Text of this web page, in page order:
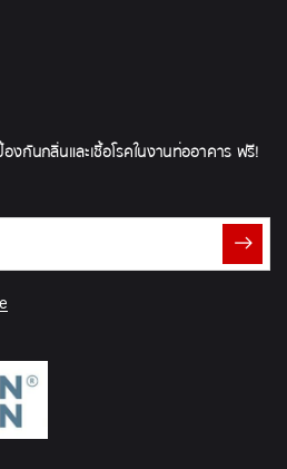
กันกลิ่นและเชื้อโรคในงานท่ออาคาร ฟรี!